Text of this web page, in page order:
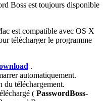
Boss est toujours disponible
est compatible avec OS X
télécharger le programme
.
automatiquement.
du téléchargement.
éléchargé ( PasswordBoss-